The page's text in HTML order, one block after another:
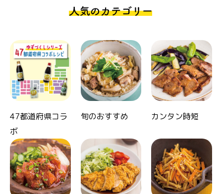
47都道府県コラ
ボ
旬のおすすめ カンタン時短